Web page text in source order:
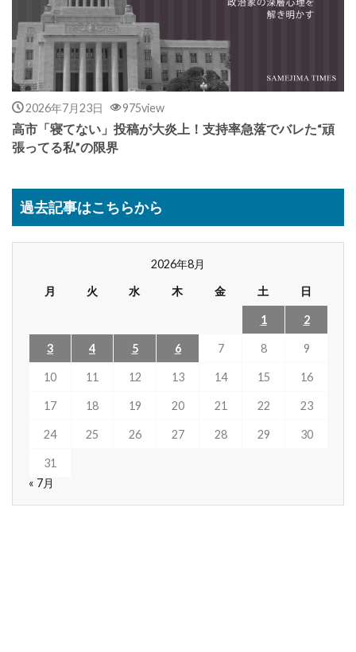
2026年7月23日 975view
高市「寝てない」投稿が大炎上！支持率急落でバレた“頑
張ってる私”の限界
過去記事はこちらから
2026年8月
月
火 水 木 金 土 日
1 2
3 4 5 6 7 8 9
10 11 12 13 14 15 16
17 18 19 20 21 22 23
24 25 26 27 28 29 30
31
« 7月